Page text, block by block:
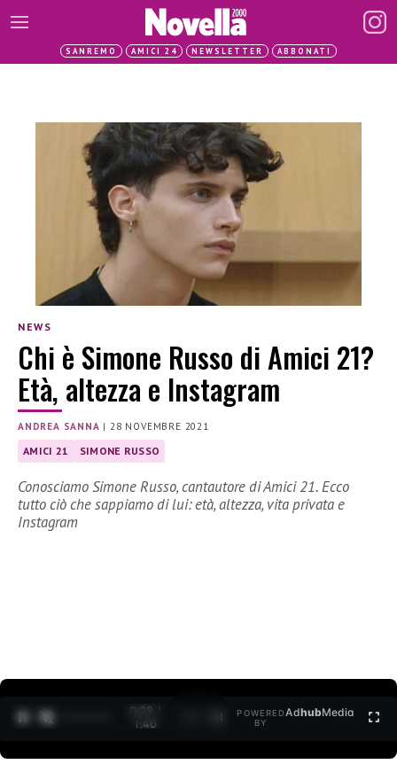
SANREMO AMICI 24 NEWSLETTER ABBONATI
NEWS
Chi è Simone Russo di Amici 21?
Età, altezza e Instagram
ANDREA SANNA |28 NOVEMBRE 2021
AMICI 21 SIMONE RUSSO
Conosciamo Simone Russo, cantautore di Amici 21. Ecco
tutto ciò che sappiamo di lui: età, altezza, vita privata e
Instagram
0:30 /
1:40
POWERED
BY
AdhubMedia